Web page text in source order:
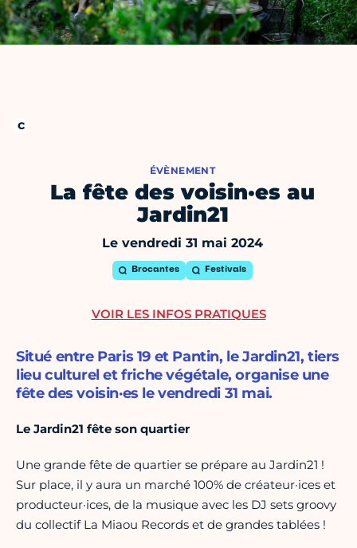
ÉVÈNEMENT
La fête des voisin·es au
Jardin21
Le vendredi 31 mai 2024
Brocantes Festivals
Situé entre Paris 19 et Pantin, le Jardin21, tiers
lieu culturel et friche végétale, organise une
fête des voisin·es le vendredi 31 mai.
Le Jardin21 fête son quartier
Une grande fête de quartier se prépare au Jardin21 !
Sur place, il y aura un marché 100% de créateur·ices et
producteur·ices, de la musique avec les DJ sets groovy
du collectif La Miaou Records et de grandes tablées !
VOIR LES INFOS PRATIQUES